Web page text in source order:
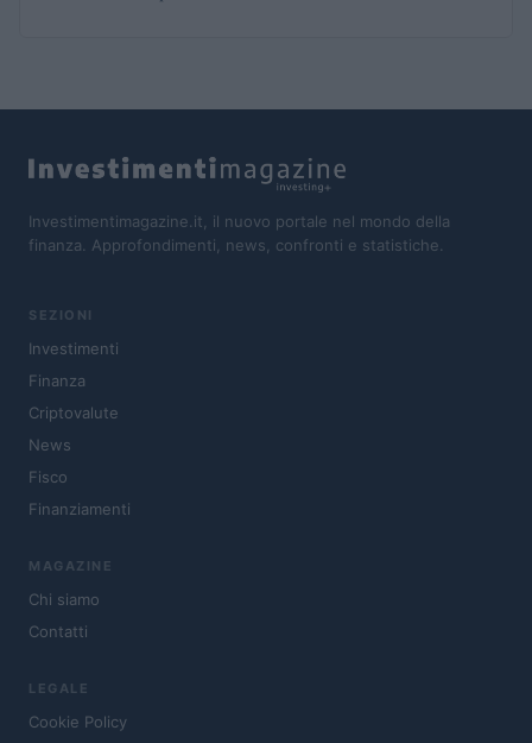
Investimentimagazine.it, il nuovo portale nel mondo della
finanza. Approfondimenti, news, confronti e statistiche.
SEZIONI
Investimenti
Finanza
Criptovalute
News
Fisco
Finanziamenti
MAGAZINE
Chi siamo
Contatti
LEGALE
Cookie Policy